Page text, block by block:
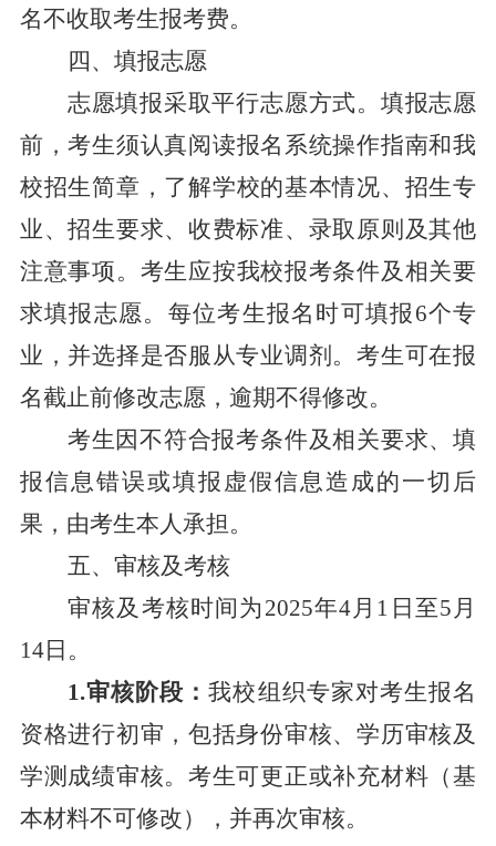
名不收取考生报考费。
四、 填报志愿
志愿填报采取平行志愿方式。填报志愿
前，考生须认真阅读报名系统操作指南和我
校招生简章，了解学校的基本情况、招生专
业、招生要求、收费标准、录取原则及其他
注意事项。考生应按我校报考条件及相关要
求填报志愿。每位考生报名时可填报 6个专
业，并选择是否服从专业调剂。考生可在报
名截止前修改志愿，逾期不得修改。
考生因不符合报考条件及相关要求、填
报信息错误或填报虚假信息造成的一切后
果，由考生本人承担。
五、审核及考核
审核及考核时间为 2025年4月1日至5月
14日。
1.审核阶段：我校组织专家对考生报名
资格进行初审，包括身份审核、学历审核及
学测成绩审核。考生可更正或补充材料（基
本材料不可修改），并再次审核。